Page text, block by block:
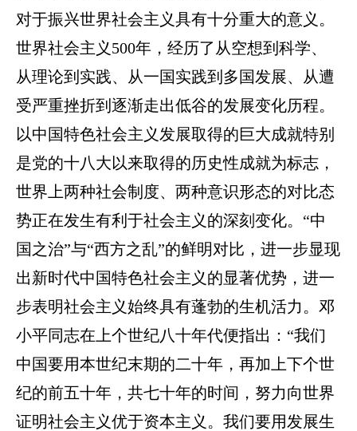
对于振兴世界社会主义具有十分重大的意义。
世界社会主义500年，经历了从空想到科学、
从理论到实践、从一国实践到多国发展、从遭
受严重挫折到逐渐走出低谷的发展变化历程。
以中国特色社会主义发展取得的巨大成就特别
是党的十八大以来取得的历史性成就为标志，
世界上两种社会制度、两种意识形态的对比态
势正在发生有利于社会主义的深刻变化。“中
国之治”与“西方之乱”的鲜明对比，进一步显现
出新时代中国特色社会主义的显著优势，进一
步表明社会主义始终具有蓬勃的生机活力。邓
小平同志在上个世纪八十年代便指出：“我们
中国要用本世纪末期的二十年，再加上下个世
纪的前五十年，共七十年的时间，努力向世界
证明社会主义优于资本主义。我们要用发展生